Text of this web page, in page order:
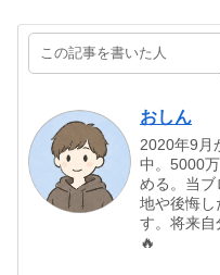
この記事を書いた人
おしん
2020年9月
中。5000
める。当ブ
地や後悔し
す。将来自
🔥